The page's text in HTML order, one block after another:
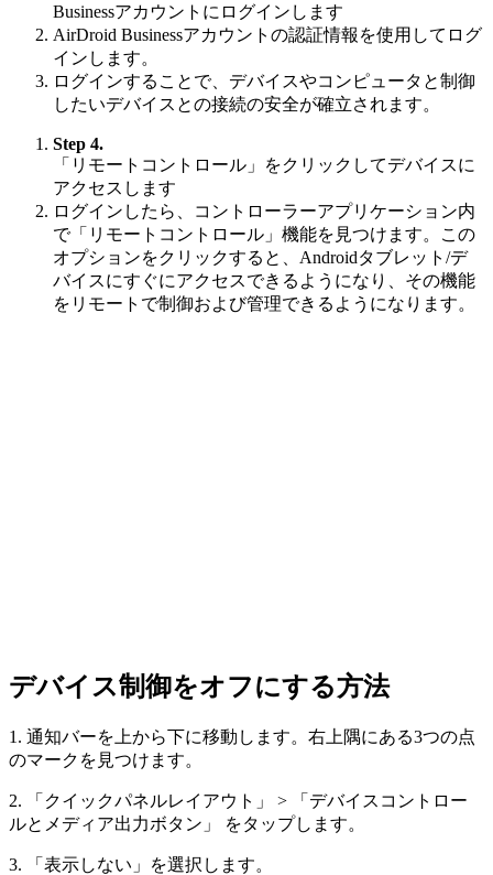
Businessアカウントにログインします
AirDroid Businessアカウントの認証情報を使用してログ
インします。
ログインすることで、デバイスやコンピュータと制御
したいデバイスとの接続の安全が確立されます。
Step 4.
「リモートコントロール」をクリックしてデバイスに
アクセスします
ログインしたら、コントローラーアプリケーション内
で「リモートコントロール」機能を見つけます。この
オプションをクリックすると、Androidタブレット/デ
バイスにすぐにアクセスできるようになり、その機能
をリモートで制御および管理できるようになります。
デバイス制御をオフにする方法
1. 通知バーを上から下に移動します。右上隅にある3つの点
のマークを見つけます。
2. 「クイックパネルレイアウト」 > 「デバイスコントロー
ルとメディア出力ボタン」 をタップします。
3. 「表示しない」を選択します。